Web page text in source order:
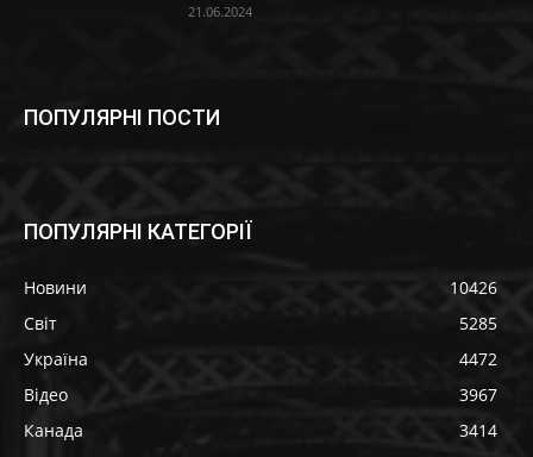
21.06.2024
ПОПУЛЯРНІ ПОСТИ
ПОПУЛЯРНІ КАТЕГОРІЇ
Новини
10426
Світ
5285
Україна
4472
Відео
3967
Канада
3414